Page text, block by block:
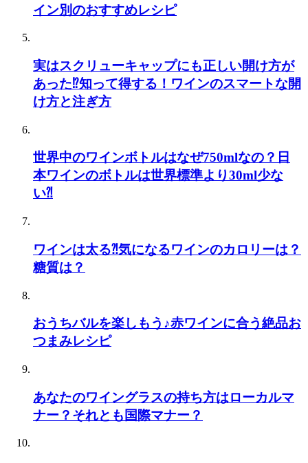
イン別のおすすめレシピ
実はスクリューキャップにも正しい開け方が
あった⁉知って得する！ワインのスマートな開
け方と注ぎ方
世界中のワインボトルはなぜ750mlなの？日
本ワインのボトルは世界標準より30ml少な
い⁈
ワインは太る⁈気になるワインのカロリーは？
糖質は？
おうちバルを楽しもう♪赤ワインに合う絶品お
つまみレシピ
あなたのワイングラスの持ち方はローカルマ
ナー？それとも国際マナー？